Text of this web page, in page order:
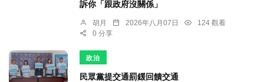
訴你「跟政府沒關係」
胡月 2026年八月07日
124 觀看
0 分享
政治
民眾黨提交通罰鍰回饋交通